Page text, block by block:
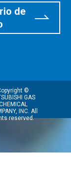
de
©
GAS
INC. All
reserved.